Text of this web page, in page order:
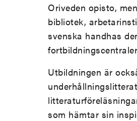
Oriveden opisto,
bibliotek,
svenska handhas
Utbildningen är
som hämtar sin